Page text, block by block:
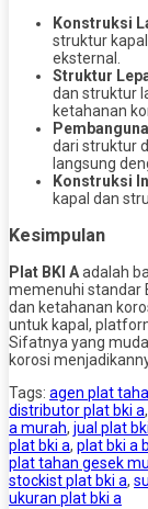
Konstruksi
struktur
eksternal.
Struktur
dan struktur
ketahanan
dari struktur
langsung
Konstruksi
kapal dan
Kesimpulan
Plat BKI Aadalah
memenuhi standar
dan ketahanan
untuk kapal,
Sifatnya yang
korosi
Tags: agen plat
distributor plat bki a,
a murah, jual plat
plat bki a, plat bki a
plat tahan gesek
stockist plat bki a,
ukuran plat bki a